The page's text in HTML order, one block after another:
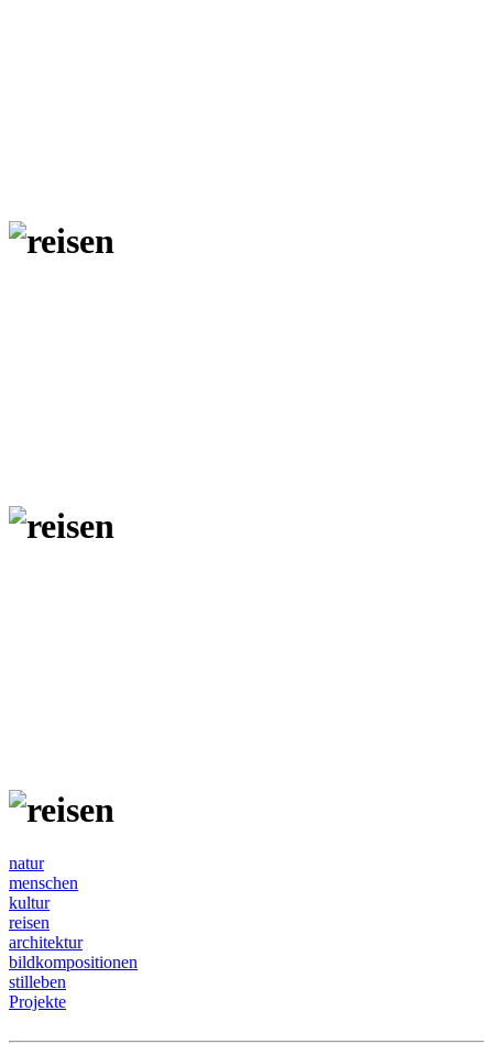
natur
menschen
kultur
reisen
architektur
bildkompositionen
stilleben
Projekte